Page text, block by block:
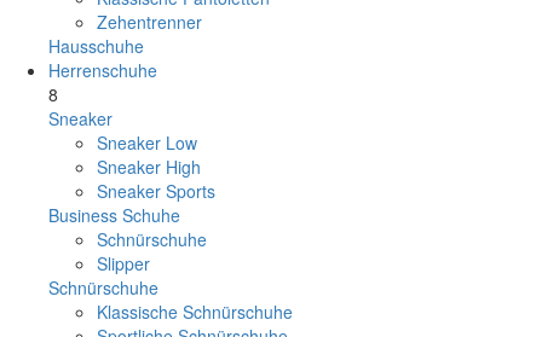
Zehentrenner
Hausschuhe
Herrenschuhe
8
Sneaker
Sneaker Low
Sneaker High
Sneaker Sports
Business Schuhe
Schnürschuhe
Slipper
Schnürschuhe
Klassische Schnürschuhe